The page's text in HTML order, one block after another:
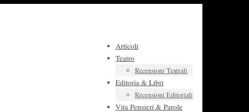
Articoli
Teatro
Recensioni Teatrali
Editoria & Libri
Recensioni Editoriali
Vita Pensieri & Parole